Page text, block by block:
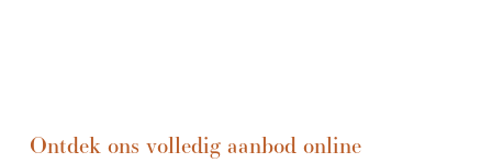
Ontdek ons volledig aanbod online